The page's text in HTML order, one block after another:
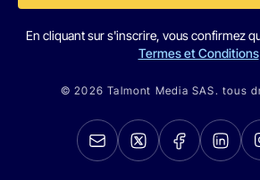
En cliquant sur s'inscrire, vous confirmez
Termes et Conditions
© 2026 Talmont Media SAS. tous